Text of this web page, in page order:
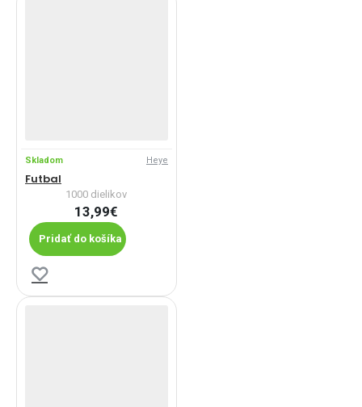
Skladom Heye
Futbal
1000 dielikov
13,99€
Pridať do košíka